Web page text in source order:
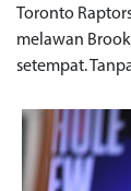
Toronto
melawan
setempat.